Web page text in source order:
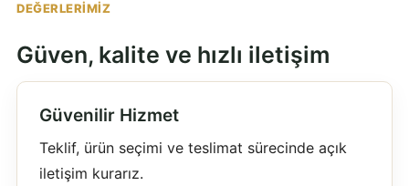
DEĞERLERIMIZ
Güven, kalite ve hızlı iletişim
Güvenilir Hizmet
Teklif, ürün seçimi ve teslimat sürecinde açık
iletişim kurarız.